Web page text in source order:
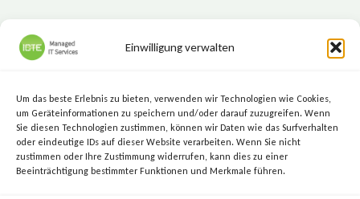
Einwilligung verwalten
Um das beste Erlebnis zu bieten, verwenden wir Technologien wie Cookies,
um Geräteinformationen zu speichern und/oder darauf zuzugreifen. Wenn
Sie diesen Technologien zustimmen, können wir Daten wie das Surfverhalten
oder eindeutige IDs auf dieser Website verarbeiten. Wenn Sie nicht
zustimmen oder Ihre Zustimmung widerrufen, kann dies zu einer
Beeinträchtigung bestimmter Funktionen und Merkmale führen.
Marktgasse 7, 8720 Knittelfeld
+43 (3512) 209 00
info@icte.biz